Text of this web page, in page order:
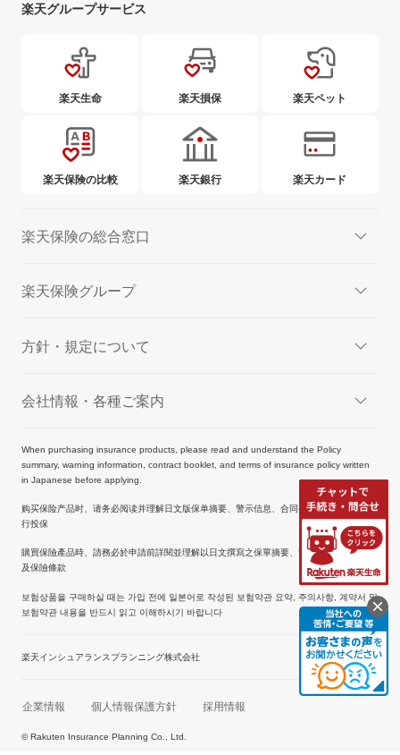
楽天グループサービス
楽天生命 楽天損保 楽天ペット
楽天保険の比較 楽天銀行 楽天カード
楽天保険の総合窓口
楽天保険グループ
方針・規定について
会社情報・各種ご案内
When purchasing insurance products, please read and understand the Policy
summary, warning information, contract booklet, and terms of insurance policy written
in Japanese before applying.
购买保险产品时、请务必阅读并理解日文版保单摘要、警示信息、合同手册及保险条款后再
行投保
購買保險產品時、請務必於申請前詳閱並理解以日文撰寫之保單摘要、警示資訊、契約手冊
及保險條款
보험상품을 구매하실 때는 가입 전에 일본어로 작성된 보험약관 요약, 주의사항, 계약서 및
보험약관 내용을 반드시 읽고 이해하시기 바랍니다
楽天インシュアランスプランニング株式会社
企業情報 個人情報保護方針 採用情報
© Rakuten Insurance Planning Co., Ltd.